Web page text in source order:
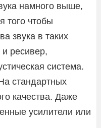
намного выше,
того чтобы
звука в таких
и ресивер,
система.
стандартных
качества. Даже
усилители или